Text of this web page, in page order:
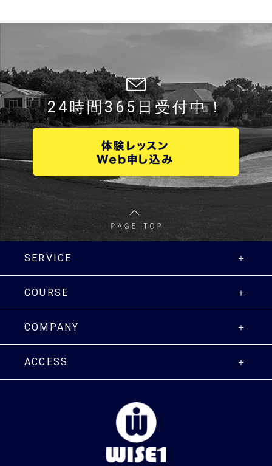
24時間365日受付中！
SERVICE
COURSE
COMPANY
ACCESS